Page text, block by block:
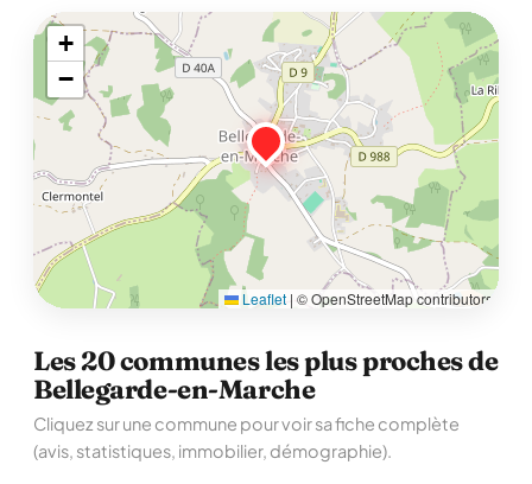
+
−
Leaflet | © OpenStreetMap contributors
Les 20 communes les plus proches de
Bellegarde-en-Marche
Cliquez sur une commune pour voir sa fiche complète
(avis, statistiques, immobilier, démographie).